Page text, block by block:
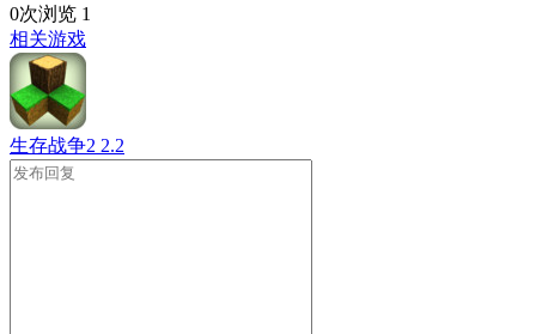
0次浏览 1
相关游戏
生存战争2 2.2